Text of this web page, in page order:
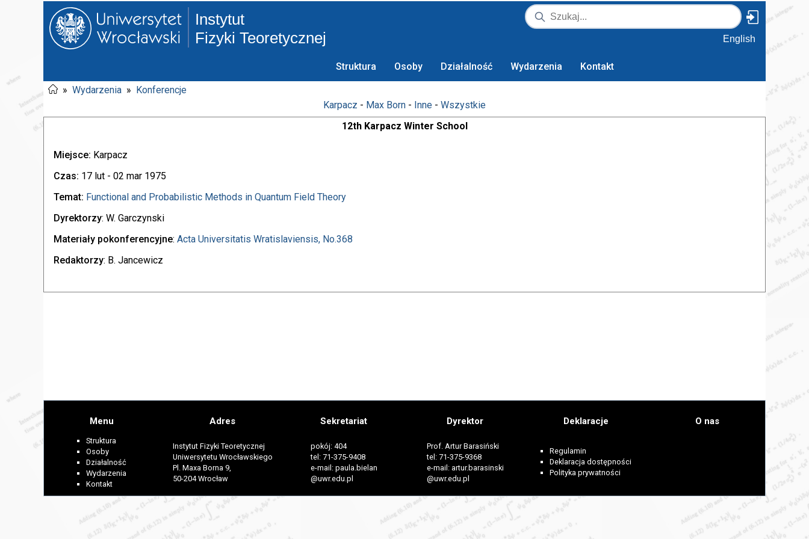
Instytut
Fizyki Teoretycznej
English
Struktura Osoby Działalność Wydarzenia Kontakt
» Wydarzenia » Konferencje
Karpacz - Max Born - Inne - Wszystkie
12th Karpacz Winter School
Miejsce: Karpacz
Czas: 17 lut - 02 mar 1975
Temat: Functional and Probabilistic Methods in Quantum Field Theory
Dyrektorzy: W. Garczynski
Materiały pokonferencyjne: Acta Universitatis Wratislaviensis, No.368
Redaktorzy: B. Jancewicz
Menu
Struktura
Osoby
Działalność
Wydarzenia
Kontakt
Adres
Instytut Fizyki Teoretycznej
Uniwersytetu Wrocławskiego
Pl. Maxa Borna 9,
50-204 Wrocław
Sekretariat
pokój: 404
tel: 71-375-9408
e-mail: paula.bielan
@uwr.edu.pl
Dyrektor
Prof. Artur Barasiński
tel: 71-375-9368
e-mail: artur.barasinski
@uwr.edu.pl
Deklaracje
Regulamin
Deklaracja dostępności
Polityka prywatności
O nas